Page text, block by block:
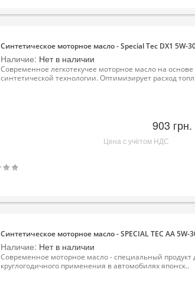
Синтетическое моторное масло - Special Tec DX1 5W-
Наличие: Нет в наличии
Современное легкотекучее моторное масло на основе
синтетической технологии. Оптимизирует расход
903 грн.
Цена с учётом НДС
Синтетическое моторное масло - SPECIAL TEC AA 5W-
Наличие: Нет в наличии
Современное моторное масло - специальный продукт
круглогодичного применения в автомобилях японск..